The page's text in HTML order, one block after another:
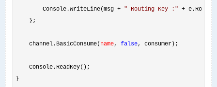
        Console.WriteLine(msg
+ " Routing Key : " +
    };
    channel.BasicConsume(
name, false, consumer);
    Console.ReadKey();
}